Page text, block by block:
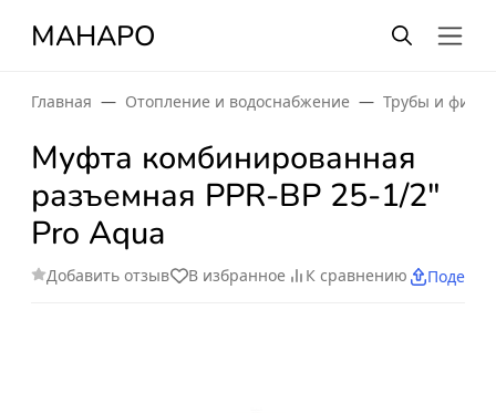
МАНАРО
Главная Отопление и водоснабжение Трубы и
Муфта комбинированная
разъемная PPR-ВР 25-1/2"
Pro Aqua
Добавить отзыв В избранное К сравнению